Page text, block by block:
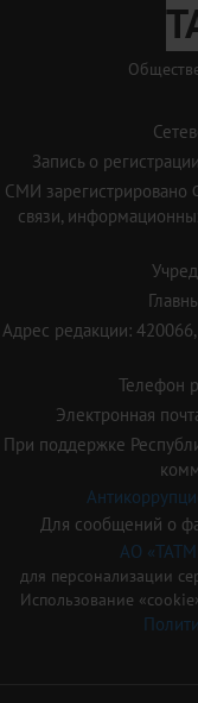
Запись о
СМИ зарегистрировано
связи,
Адрес редакции: 420066,
Телефон
Электронная
При поддержке
Для сообщений о
АО
для персонализации
Использование